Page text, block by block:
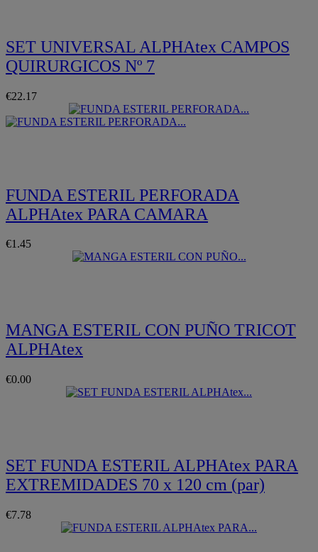
SET UNIVERSAL ALPHAtex CAMPOS
QUIRURGICOS Nº 7
€22.17
FUNDA ESTERIL PERFORADA
ALPHAtex PARA CAMARA
€1.45
MANGA ESTERIL CON PUÑO TRICOT
ALPHAtex
€0.00
SET FUNDA ESTERIL ALPHAtex PARA
EXTREMIDADES 70 x 120 cm (par)
€7.78